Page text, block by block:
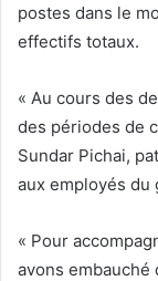
postes dans le
effectifs totaux.
« Au cours des
des périodes de
Sundar Pichai,
aux employés du
« Pour
avons